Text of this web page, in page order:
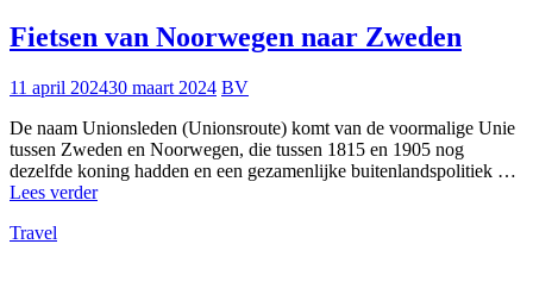
Fietsen van Noorwegen naar Zweden
11 april 202430 maart 2024 BV
De naam Unionsleden (Unionsroute) komt van de voormalige Unie
tussen Zweden en Noorwegen, die tussen 1815 en 1905 nog
dezelfde koning hadden en een gezamenlijke buitenlandspolitiek …
Lees verderFietsen
Travel